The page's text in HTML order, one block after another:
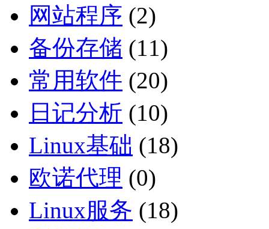
网站程序 (2)
备份存储 (11)
常用软件 (20)
日记分析 (10)
Linux基础 (18)
欧诺代理 (0)
Linux服务 (18)